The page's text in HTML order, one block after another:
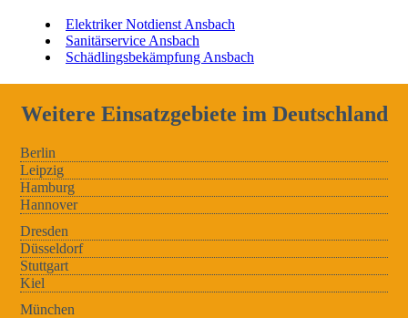
Elektriker Notdienst Ansbach
Sanitärservice Ansbach
Schädlingsbekämpfung Ansbach
Weitere Einsatzgebiete im Deutschland
Berlin
Leipzig
Hamburg
Hannover
Dresden
Düsseldorf
Stuttgart
Kiel
München